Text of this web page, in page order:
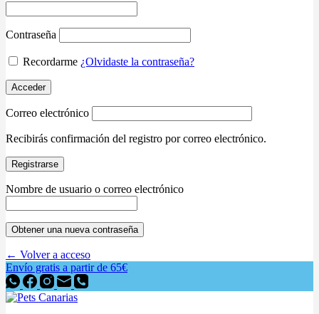
Contraseña
Recordarme ¿Olvidaste la contraseña?
Acceder
Correo electrónico
Recibirás confirmación del registro por correo electrónico.
Registrarse
Nombre de usuario o correo electrónico
Obtener una nueva contraseña
← Volver a acceso
Envío gratis a partir de 65€